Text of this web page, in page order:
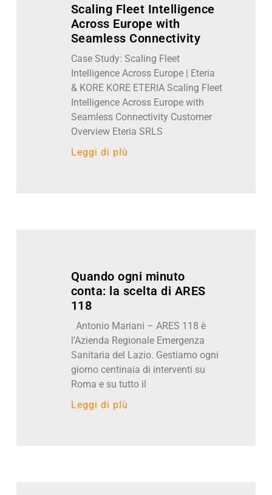
Scaling Fleet Intelligence
Across Europe with
Seamless Connectivity
Case Study: Scaling Fleet
Intelligence Across Europe | Eteria
& KORE KORE ETERIA Scaling Fleet
Intelligence Across Europe with
Seamless Connectivity Customer
Overview Eteria SRLS
Leggi di pIù
Quando ogni minuto
conta: la scelta di ARES
118
Antonio Mariani – ARES 118 è
l’Azienda Regionale Emergenza
Sanitaria del Lazio. Gestiamo ogni
giorno centinaia di interventi su
Roma e su tutto il
Leggi di pIù